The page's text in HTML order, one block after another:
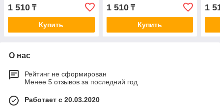
1 510 ₸
Купить
1 510₸
Купить
1
О нас
Рейтинг не сформирован
Менее 5 отзывов за последний год
Работает с 20.03.2020